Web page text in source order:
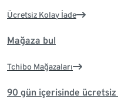
Ücretsiz Kolay İade
Mağaza bul
Tchibo Mağazaları
90 gün içerisinde